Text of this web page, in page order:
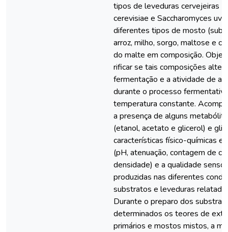
tipos de leveduras cervejeiras
cerevisiae e Saccharomyces
diferentes tipos de mosto
arroz, milho, sorgo, maltose e
do malte em composição.
rificar se tais composições
fermentação e a atividade de
durante o processo
temperatura constante.
a presença de alguns
(etanol, acetato e glicerol) e
características físico-químicas e
(pH, atenuação, contagem de
densidade) e a qualidade
produzidas nas diferentes
substratos e leveduras
Durante o preparo dos
determinados os teores de
primários e mostos mistos, a